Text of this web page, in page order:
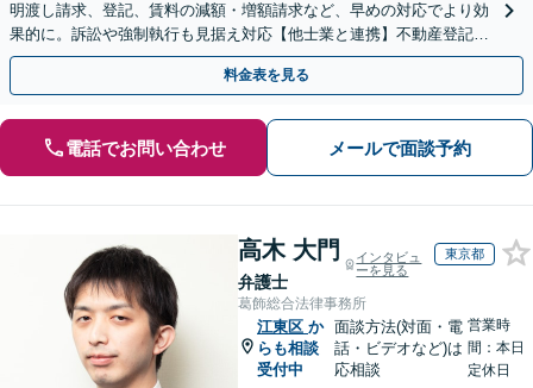
明渡し請求、登記、賃料の減額・増額請求など、早めの対応でより効
果的に。訴訟や強制執行も見据え対応【他士業と連携】不動産登記・
税関係も対応可！十数年前の仮登記の抹消請求の実績も◎
料金表を見る
電話でお問い合わせ メールで面談予約
高木 大門
弁護士
インタビュ
ーを見る
東京都
葛飾総合法律事務所
江東区 か
らも相談
受付中
面談方法(対面・電
話・ビデオなど)は
応相談
営業時
間：本日
定休日